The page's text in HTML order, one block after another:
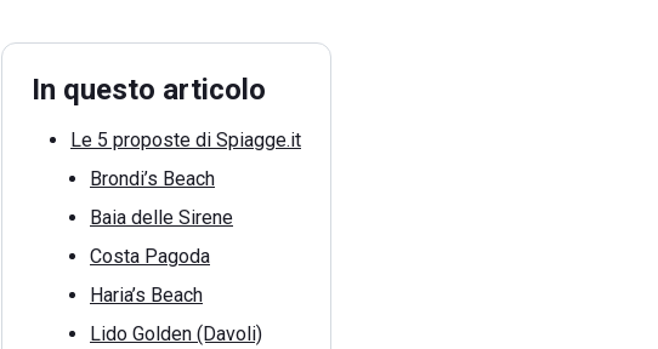
In questo articolo
Le 5 proposte di Spiagge.it
Brondi’s Beach
Baia delle Sirene
Costa Pagoda
Haria’s Beach
Lido Golden (Davoli)